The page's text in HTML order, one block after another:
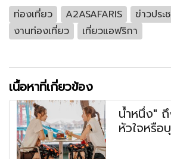
ท่องเที่ยว A2ASAFARIS
ข่าวปร
งานท่องเที่ยว
เที่ยวแอฟริกา
เนื้อหาที่เกี่ยวข้อง
น้ำหนึ่ง" ถึ
หัวใจหรื